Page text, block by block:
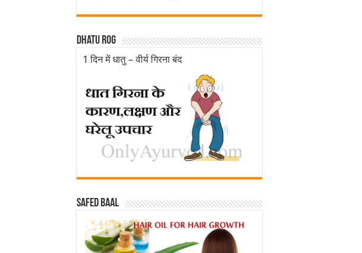
Dhatu rog
1 दिन में धातु – वीर्य गिरना बंद
Safed baal